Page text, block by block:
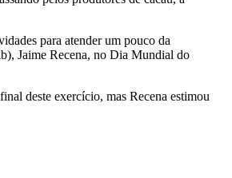
para atender um pouco da
Jaime Recena, no Dia Mundial do
deste exercício, mas Recena estimou